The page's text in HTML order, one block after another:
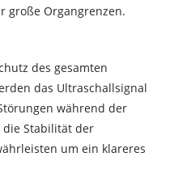
große Organgrenzen.
des gesamten
das Ultraschallsignal
während der
die Stabilität der
um ein klareres